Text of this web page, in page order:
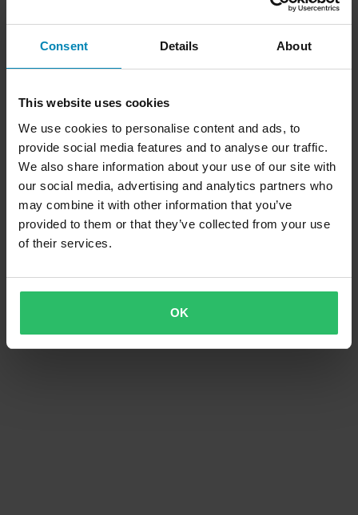
Consent Details About
This website uses cookies
We use cookies to personalise content and ads, to
provide social media features and to analyse our traffic.
We also share information about your use of our site with
our social media, advertising and analytics partners who
may combine it with other information that you’ve
provided to them or that they’ve collected from your use
of their services.
OK